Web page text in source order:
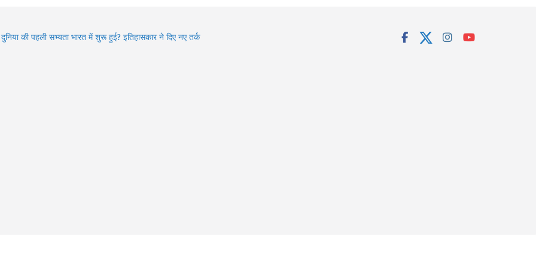
दुनिया की पहली सभ्यता भारत में शुरू हुई? इतिहासकार ने दिए नए तर्क